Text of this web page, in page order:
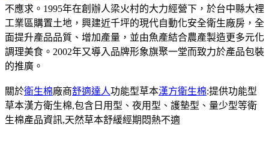
不應求。1995年在創辦人梁火村的大力經營下，於台中縣大裡
工業區購置土地，興建近千坪的現代自動化安全衛生廠房，全
面提升產品品質、增加產量，並由魚產結合農產製造更多元化
調理美食。2002年又導入品牌形象旗聚一堂而致力於產品包裝
的推廣。
關於衛生棉廠商舒適達人功能型草本漢方衛生棉:提供功能型
草本漢方衛生棉,包含日用型、夜用型、護墊型、量少型等衛
生棉產品資訊,天然草本舒緩經期悶熱不適